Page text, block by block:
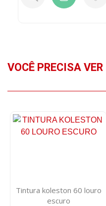
VOCÊ PRECISA VER
Tintura koleston 60 louro
escuro